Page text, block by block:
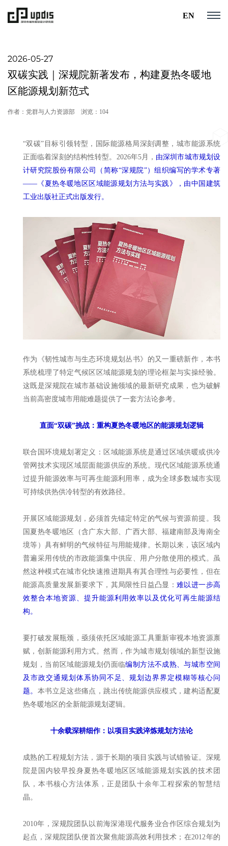
EN
2026-05-27
双碳实践｜深规院新著发布，构建夏热冬暖地
区能源规划新范式
作者：党群与人力资源部 浏览：104
“双碳”目标引领转型，国际能源格局深刻调整，城市能源系统
正面临着深刻的结构性转型。2026年5月， 由深圳市城市规划设
计研究院股份有限公司（简称“深规院”）组织编写的学术专著
——《夏热冬暖地区区域能源规划方法与实践》，由中国建筑
工业出版社正式出版发行。
作为《韧性城市与生态环境规划丛书》的又一重磅新作，本书
系统梳理了特定气候区区域能源规划的理论框架与实操经验。
这既是深规院在城市基础设施领域的最新研究成果，也为破解
当前高密度城市用能难题提供了一套方法论参考。
直面“双碳”挑战：重构夏热冬暖地区的能源规划逻辑
联合国环境规划署定义：区域能源系统是通过区域供暖或供冷
管网技术实现区域层面能源供应的系统。现代区域能源系统通
过提升能源效率与可再生能源利用率，成为全球多数城市实现
可持续供热供冷转型的有效路径。
开展区域能源规划，必须首先锚定特定的气候与资源前提。我
国夏热冬暖地区（含广东大部、广西大部、福建南部及海南全
境等）具有鲜明的气候特征与用能规律。长期以来，该区域内
普遍采用传统的市政能源集中供应、用户分散使用的模式。虽
然这种模式在城市化快速推进期具有其合理性与必要性，但在
能源高质量发展新要求下，其局限性日益凸显：难以进一步高
效整合本地资源、提升能源利用效率以及优化可再生能源结
构。
要打破发展瓶颈，亟须依托区域能源工具重新审视本地资源禀
赋，创新能源利用方式。然而，作为城市规划领域的新型设施
规划，当前区域能源规划仍面临编制方法不成熟、与城市空间
及市政交通规划体系协同不足、规划边界界定模糊等核心问
题。 本书立足这些痛点，跳出传统能源供应模式，建构适配夏
热冬暖地区的全新能源规划逻辑。
十余载深耕细作：以项目实践淬炼规划方法论
成熟的工程规划方法，源于长期的项目实践与试错验证。深规
院是国内较早投身夏热冬暖地区区域能源规划实践的技术团
队，本书核心方法体系，正是团队十余年工程探索的智慧结
晶。
2010年，深规院团队以前海深港现代服务业合作区综合规划为
起点，深规院团队便首次聚焦能源高效利用技术；在2012年的